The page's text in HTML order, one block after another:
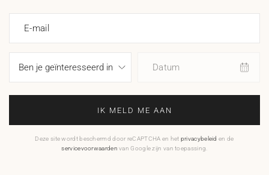
E-mail
Datum
IK MELD ME AAN
Deze site wordt beschermd door reCAPTCHA en het privacybeleid en de
servicevoorwaarden van Google zijn van toepassing.